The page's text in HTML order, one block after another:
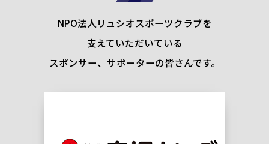
NPO法人リュシオスポーツクラブを
支えていただいている
スポンサー、サポーターの皆さんです。